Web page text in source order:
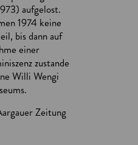
aufgelost.
1974 keine
bis dann auf
einer
zustande
Willi Wengi
Zeitung